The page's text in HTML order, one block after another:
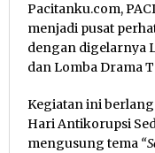
Pacitanku.com,
menjadi pusat
dengan digelarnya
dan Lomba Drama
Kegiatan ini
Hari Antikorupsi
mengusung tema